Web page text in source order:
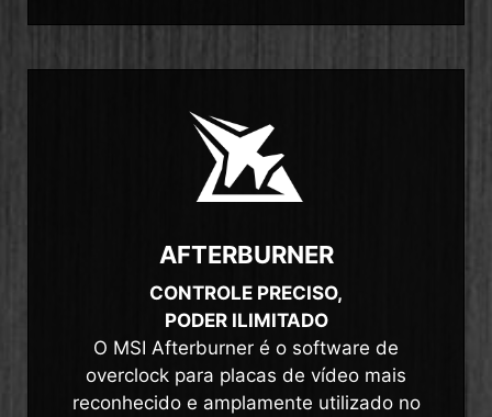
AFTERBURNER
CONTROLE PRECISO,
PODER ILIMITADO
O MSI Afterburner é o software de
overclock para placas de vídeo mais
reconhecido e amplamente utilizado no